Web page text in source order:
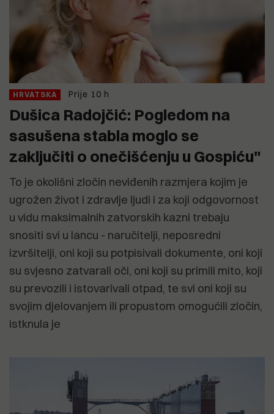
HRVATSKA Prije 10 h
Dušica Radojčić: Pogledom na
sasušena stabla moglo se
zaključiti o onečišćenju u Gospiću"
To je okolišni zločin neviđenih razmjera kojim je
ugrožen život i zdravlje ljudi i za koji odgovornost
u vidu maksimalnih zatvorskih kazni trebaju
snositi svi u lancu - naručitelji, neposredni
izvršitelji, oni koji su potpisivali dokumente, oni koji
su svjesno zatvarali oči, oni koji su primili mito, koji
su prevozili i istovarivali otpad, te svi oni koji su
svojim djelovanjem ili propustom omogućili zločin,
istknula je